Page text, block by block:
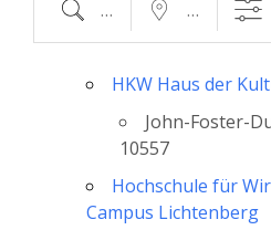
HKW Haus der
John-Foster-
10557
Hochschule für
Campus Lichtenberg